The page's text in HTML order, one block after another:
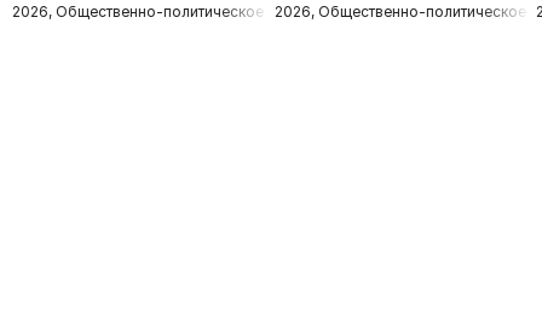
2026, Общественно-политическое 2026, Общественно-политическое